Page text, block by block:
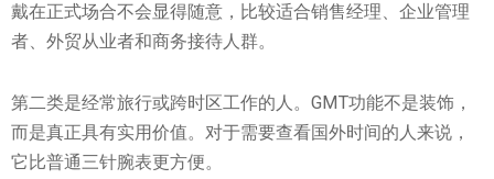
戴在正式场合不会显得随意，比较适合销售经理、企业管理
者、外贸从业者和商务接待人群。
第二类是经常旅行或跨时区工作的人。GMT功能不是装饰，
而是真正具有实用价值。对于需要查看国外时间的人来说，
它比普通三针腕表更方便。